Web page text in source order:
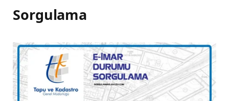
Sorgulama